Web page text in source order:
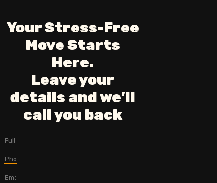
Your Stress-Free
Move Starts
Here.
Leave your
details and we’ll
call you back